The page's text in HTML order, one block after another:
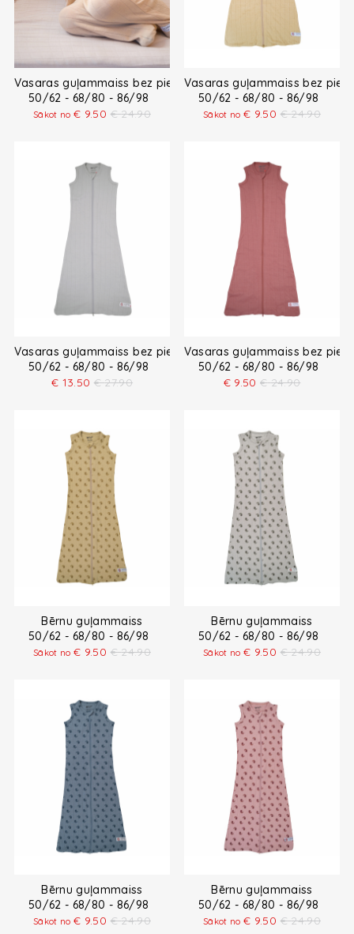
Vasaras guļammaiss bez piedurknēm
50/62 - 68/80 - 86/98
Sākot no€ 9.50 € 24.90
Vasaras guļammaiss bez
50/62 - 68/80 - 86/98
Sākot no€ 9.50 € 24.90
Vasaras guļammaiss bez piedurknēm
50/62 - 68/80 - 86/98
€ 13.50 € 27.90
Vasaras guļammaiss bez
50/62 - 68/80 - 86/98
€ 9.50 € 24.90
Bērnu guļammaiss
50/62 - 68/80 - 86/98
Sākot no€ 9.50 € 24.90
Bērnu guļammaiss
50/62 - 68/80 - 86/98
Sākot no€ 9.50 € 24.90
Bērnu guļammaiss
50/62 - 68/80 - 86/98
Sākot no€ 9.50 € 24.90
Bērnu guļammaiss
50/62 - 68/80 - 86/98
Sākot no€ 9.50 € 24.90